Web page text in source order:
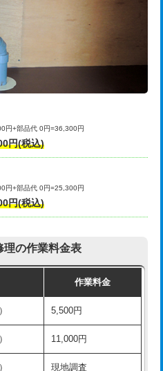
し作
11,000円~
で） 55,000円
/3ｍ超
作業）
で）
38,500円
38,500円
22,000円
8,800円
掃・修
作業）
11,000円
掃・修
作業）
掃・修
作業）
33,000円
プ
22,000円+材料費
円+部品代 0円=36,300円
円(税込)
円+部品代 0円=25,300円
円(税込)
理の作業料金表
作業料金
5,500円
11,000円
現地調査